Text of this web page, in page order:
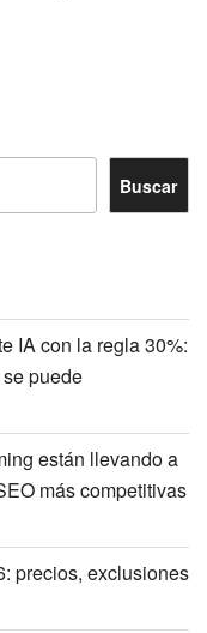
Buscar
IA con la regla 30%:
puede
están llevando a
más competitivas
precios, exclusiones